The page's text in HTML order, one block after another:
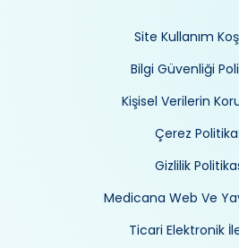
Site Kullanım
Bilgi Güvenliği
Kişisel Verilerin
Çerez
Gizlilik
Medicana Web Ve
Ticari Elektronik